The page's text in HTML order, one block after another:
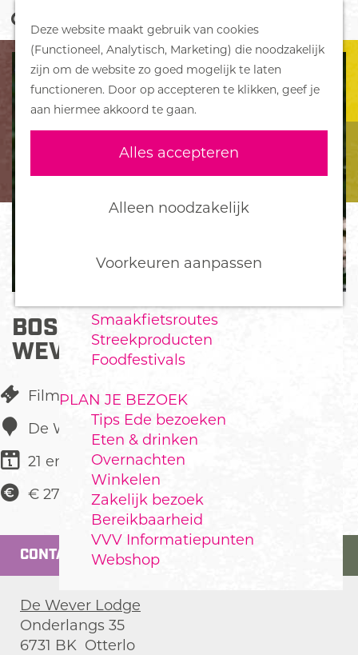
Deze website maakt gebruik van cookies
(Functioneel, Analytisch, Marketing) die noodzakelijk
zijn om de website zo goed mogelijk te laten
functioneren. Door op accepteren te klikken, geef je
aan hiermee akkoord te gaan.
Alles accepteren
Alleen noodzakelijk
Voorkeuren aanpassen
G
a
r
d
e
g
e
o
e
k
e
n
M
e
n
u
DORPEN
Bennekom
De Klomp
Deelen
Ederveen
Harskamp
Hoenderloo
Wekerom
Smaakfietsroutes
Streekproducten
Foodfestivals
PLAN JE BEZOEK
Tips Ede bezoeken
Eten & drinken
Overnachten
Winkelen
Zakelijk bezoek
Bereikbaarheid
VVV Informatiepunten
Webshop
BOSBIOS BIJ DE
WEVERLODGE
Film
De Wever Lodge
21 en 22 augustus
€ 27,50
CONTACT
De Wever Lodge
Onderlangs 35
6731 BK Otterlo